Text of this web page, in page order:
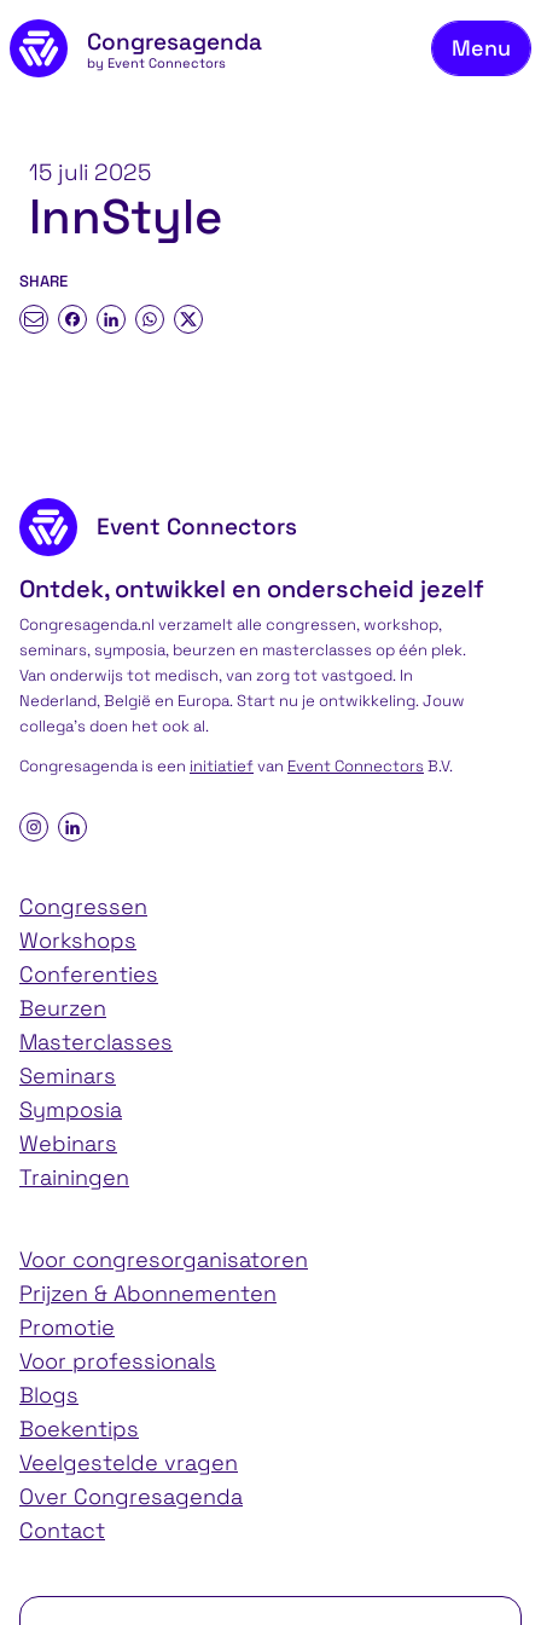
Naar de inhoud
Congresagenda
by Event Connectors
Menu
15 juli 2025
InnStyle
SHARE
Footer content
Event Connectors
Ontdek, ontwikkel en onderscheid jezelf
Congresagenda.nl verzamelt alle congressen, workshop,
seminars, symposia, beurzen en masterclasses op één plek.
Van onderwijs tot medisch, van zorg tot vastgoed. In
Nederland, België en Europa. Start nu je ontwikkeling. Jouw
collega’s doen het ook al.
Congresagenda is een initiatiefvan Event ConnectorsB.V.
Congressen
Workshops
Conferenties
Beurzen
Masterclasses
Seminars
Symposia
Webinars
Trainingen
Voor congresorganisatoren
Prijzen & Abonnementen
Promotie
Voor professionals
Blogs
Boekentips
Veelgestelde vragen
Over Congresagenda
Contact